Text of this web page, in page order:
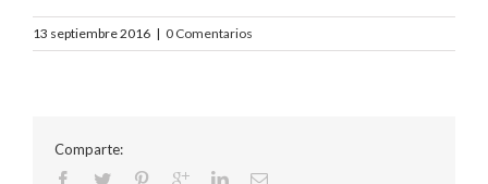
13 septiembre 2016 | 0 Comentarios
Comparte: